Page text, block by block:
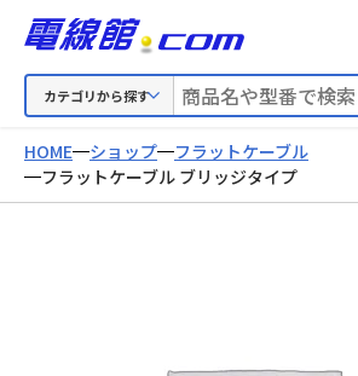
カテゴリから探す
HOME ショップ
フラットケーブル
フラットケーブル ブリッジタイプ